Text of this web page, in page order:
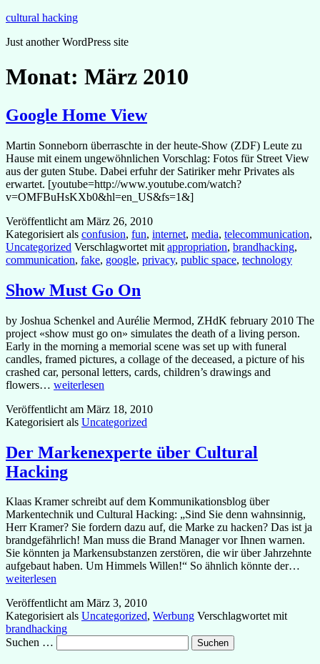
Zum
springen
cultural hacking
Just another WordPress site
Monat: März 2010
Google Home View
Martin Sonneborn überraschte in der heute-Show (ZDF) Leute zu
Hause mit einem ungewöhnlichen Vorschlag: Fotos für Street View
aus der guten Stube. Dabei erfuhr der Satiriker mehr Privates als
erwartet. [youtube=http://www.youtube.com/watch?
v=OMFBuHsKXb0&hl=en_US&fs=1&]
Veröffentlicht am März 26, 2010
Kategorisiert als confusion, fun, internet, media, telecommunication,
Uncategorized Verschlagwortet mit appropriation, brandhacking,
communication, fake, google, privacy, public space, technology
Show Must Go On
by Joshua Schenkel and Aurélie Mermod, ZHdK february 2010 The
project «show must go on» simulates the death of a living person.
Early in the morning a memorial scene was set up with funeral
candles, framed pictures, a collage of the deceased, a picture of his
crashed car, personal letters, cards, children’s drawings and
flowers… Show
Go
On
weiterlesen
Veröffentlicht am März 18, 2010
Kategorisiert als Uncategorized
Der Markenexperte über Cultural
Hacking
Klaas Kramer schreibt auf dem Kommunikationsblog über
Markentechnik und Cultural Hacking: „Sind Sie denn wahnsinnig,
Herr Kramer? Sie fordern dazu auf, die Marke zu hacken? Das ist ja
brandgefährlich! Man muss die Brand Manager vor Ihnen warnen.
Sie könnten ja Markensubstanzen zerstören, die wir über Jahrzehnte
aufgebaut haben. Um Himmels Willen!“ So ähnlich könnte der…
weiterlesen
Veröffentlicht am März 3, 2010
Kategorisiert als Uncategorized, Werbung Verschlagwortet mit
brandhacking
Suchen …